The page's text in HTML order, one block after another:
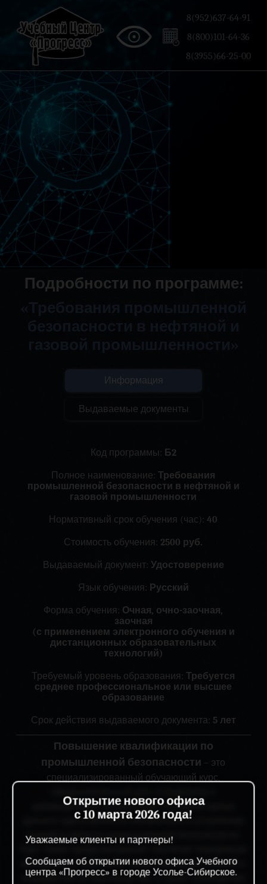
Открытие нового офиса
с 10 марта 2026 года!
Уважаемые клиенты и партнеры!
Сообщаем об открытии нового офиса Учебного
центра «Прогресс» в городе Усолье-Сибирское.
8(952)637-64-91
8(800)101-64-36
8(3955)66-25-00
Подробности по программе:
«Требования промышленной
безопасности в нефтяной и
газовой промышленности»
Информация
Выдаваемые документы
Код программы: Б2
Полное наименование:Требования
промышленной безопасности в нефтяной и
газовой промышленности
Нормативный срок обучения (час):40
Стоимость обучения: 2500 руб.
Выдаваемый документ: Удостоверение
Язык обучения: Русский
Форма обучения: Очная, очно-заочная,
заочная
(с применением электронного обучения и
дистанционных образовательных
технологий)
Требуемый уровень образования:Требуется
среднее профессиональное или высшее
образование
Срок действия выдаваемого документа: 5 лет
Повышение квалификации по
промышленной безопасности – это
специализированный обучающий курс,
руководителей организаций. Основной целью
данного курса является обновление и углубление
знаний в области промышленной безопасности.
методикам и практикам предотвращения аварий и
инцидентов на производстве, а также соблюдение